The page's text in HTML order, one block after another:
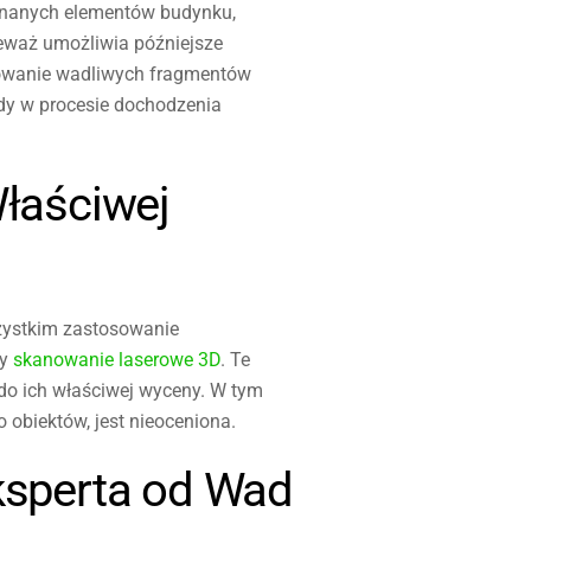
elementów budynku,
umożliwia późniejsze
wadliwych fragmentów
w procesie dochodzenia
zastosowanie
skanowanie laserowe 3D. Te
ich właściwej wyceny. W tym
obiektów, jest nieoceniona.
od Wad